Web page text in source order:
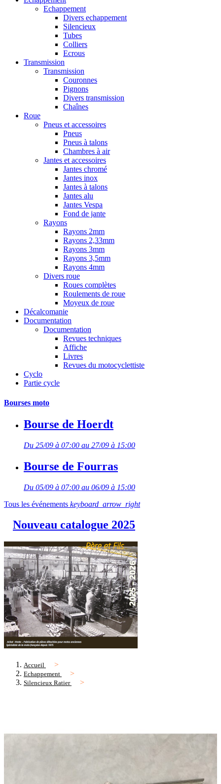
Echappement
Divers echappement
Silencieux
Tubes
Colliers
Ecrous
Transmission
Transmission
Couronnes
Pignons
Divers transmission
Chaînes
Roue
Pneus et accessoires
Pneus
Pneus à talons
Chambres à air
Jantes et accessoires
Jantes chromé
Jantes inox
Jantes à talons
Jantes alu
Jantes Vespa
Fond de jante
Rayons
Rayons 2mm
Rayons 2,33mm
Rayons 3mm
Rayons 3,5mm
Rayons 4mm
Divers roue
Roues complètes
Roulements de roue
Moyeux de roue
Décalcomanie
Documentation
Documentation
Revues techniques
Affiche
Livres
Revues du motocyclettiste
Cyclo
Partie cycle
Bourses moto
Bourse de Hoerdt
Du 25/09 à 07:00 au 27/09 à 15:00
Bourse de Fourras
Du 05/09 à 07:00 au 06/09 à 15:00
Tous les événements keyboard_arrow_right
Nouveau catalogue 2025
Accueil
Echappement
Silencieux Ratier